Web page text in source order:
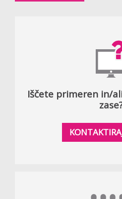
Iščete primeren in/